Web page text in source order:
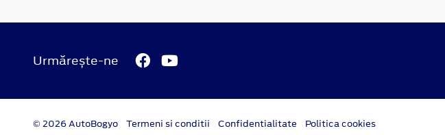
Urmărește-ne
© 2026 AutoBogyo Termeni si conditii Confidentialitate Politica cookies